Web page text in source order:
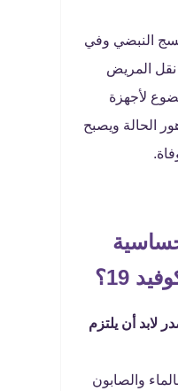
النبضي وفي
فيجب نقل المريض
لأجهزة
الحالة ويصبح
19؟
أن يلتزم
والصابون